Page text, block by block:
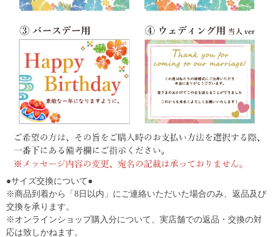
●サイズ交換について●
※商品到着から「8日以内」にご連絡いただいた場合のみ、返品及び
交換を承ります。
※オンラインショップ購入分について、実店舗での返品・交換の対
応は致しかねます。